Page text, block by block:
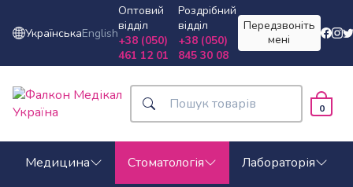
УкраїнськаEnglish
Оптовий
відділ
+38 (050)
461 12 01
Роздрібний
відділ
+38 (050)
845 30 08
Передзвоніть
мені
0
Медицина Стоматологія Лабораторія